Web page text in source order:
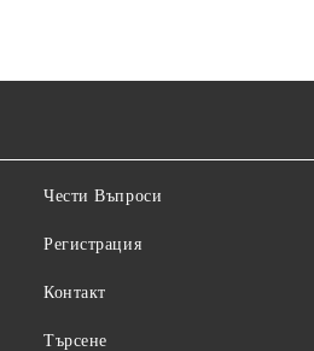
Чести Въпроси
Регистрация
Контакт
Търсене